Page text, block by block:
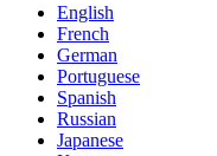
English
French
German
Portuguese
Spanish
Russian
Japanese